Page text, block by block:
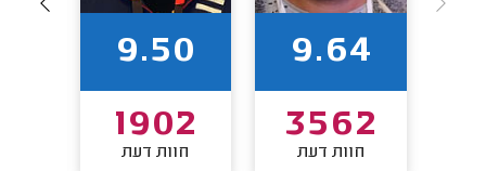
9.64
3562
חוות דעת
9.50
1902
חוות דעת